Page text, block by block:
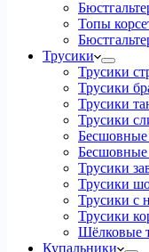
Топы
Трусики
Трусики
Трусики
Трусики
Трусики
Бесшовные
Трусики
Трусики
Трусики с
Трусики
Шёлковые
Купальники